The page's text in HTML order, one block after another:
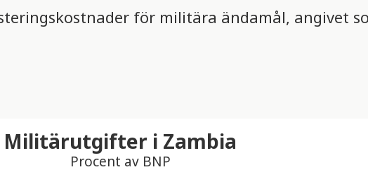
för militära ändamål, angivet
Militärutgifter i Zambia
Procent av BNP